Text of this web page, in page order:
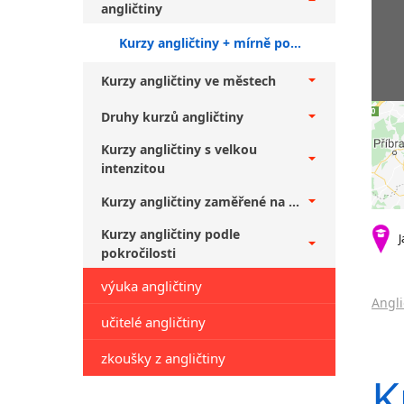
angličtiny
Kurzy angličtiny + mírně pokročilí
Kurzy angličtiny ve městech
Druhy kurzů angličtiny
Kurzy angličtiny s velkou
intenzitou
Kurzy angličtiny zaměřené na ...
Kurzy angličtiny podle
pokročilosti
výuka angličtiny
učitelé angličtiny
zkoušky z angličtiny